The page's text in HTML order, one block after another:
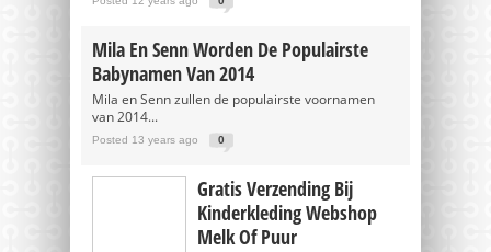
Mila En Senn Worden De Populairste
Babynamen Van 2014
Mila en Senn zullen de populairste voornamen
van 2014...
Posted 13 years ago 0
Gratis Verzending Bij
Kinderkleding Webshop
Melk Of Puur